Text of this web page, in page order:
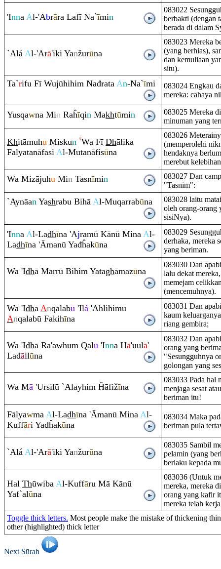
'Inna Al-'Abrāra Lafī Na`īmin
083022
berbakti (dengan
berada di dalam
`Alá Al-'Arā'iki Yanžurūna
083023 Mereka
(yang berhias),
dan kemuliaan
situ).
Ta`rifu Fī Wujūhihim Nađrata An-Na`īmi
083024 Engkau
mereka: cahaya
Yusqawna Min Raĥīqin Makhtūmin
083025 Mereka
minuman yang
Khitāmuhu Miskun Wa Fī Dhālika
Falyatanāfasi Al-Mutanāfisūna
083026
(memperolehi
hendaknya
merebut
Wa Mizājuhu Min Tasnīmin
083027 Dan
"Tasnim":
`Aynāan Yashrabu Bihā Al-Muqarrabūna
083028 laitu
oleh orang-orang
sisiNya).
'Inna Al-Ladhīna 'Ajramū Kānū Mina Al-
Ladhīna 'Āmanū Yađĥakūna
083029
derhaka, mereka
yang beriman.
Wa 'Idhā Marrū Bihim Yataghāmazūna
083030 Dan
lalu dekat
memejam
(mencemuhnya).
Wa 'Idhā Anqalabū 'Ilá 'Ahlihimu
Anqalabū Fakihīna
083031 Dan
kaum
riang gembira;
Wa 'Idhā Ra'awhum Qālū 'Inna Hā'uulā'
Lađāllūna
083032 Dan
orang yang
"Sesungguhnya
golongan yang
Wa Mā 'Ursilū `Alayhim Ĥāfižīna
083033 Pada hal
menjaga sesat
beriman itu!
Fālyawma Al-Ladhīna 'Āmanū Mina Al-
Kuffāri Yađĥakūna
083034 Maka
beriman pula
`Alá Al-'Arā'iki Yanžurūna
083035 Sambil
pelamin (yang
berlaku kepada
Hal Thūwiba Al-Kuffāru Mā Kānū
Yaf`alūna
083036 (Untuk
mereka, mereka
orang yang kafir
mereka telah
Toggle thick letters. Most people make the mistake of thickening
other (highlighted) thick letter
Next Sūrah